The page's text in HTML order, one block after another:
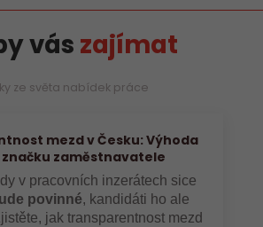
vás zajímat
ze světa nabídek práce
mezd v Česku: Výhoda
zaměstnavatele
v pracovních inzerátech sice
povinné, kandidáti ho ale
jak transparentnost mezd